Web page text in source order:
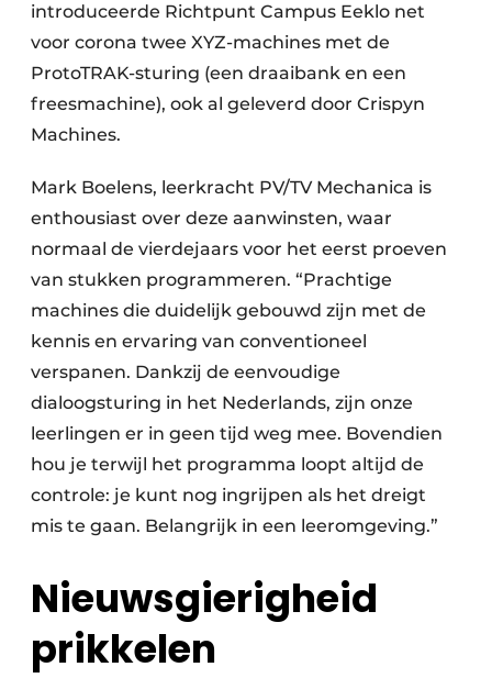
introduceerde Richtpunt Campus Eeklo net
voor corona twee XYZ-machines met de
ProtoTRAK-sturing (een draaibank en een
freesmachine), ook al geleverd door Crispyn
Machines.
Mark Boelens, leerkracht PV/TV Mechanica is
enthousiast over deze aanwinsten, waar
normaal de vierdejaars voor het eerst proeven
van stukken programmeren. “Prachtige
machines die duidelijk gebouwd zijn met de
kennis en ervaring van conventioneel
verspanen. Dankzij de eenvoudige
dialoogsturing in het Nederlands, zijn onze
leerlingen er in geen tijd weg mee. Bovendien
hou je terwijl het programma loopt altijd de
controle: je kunt nog ingrijpen als het dreigt
mis te gaan. Belangrijk in een leeromgeving.”
Nieuwsgierigheid
prikkelen